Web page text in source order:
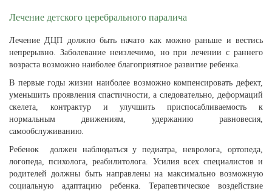
Лечение детского церебрального паралича
Лечение ДЦП должно быть начато как можно раньше и вестись
непрерывно. Заболевание неизлечимо, но при лечении с раннего
возраста возможно наиболее благоприятное развитие ребенка.
В первые годы жизни наиболее возможно компенсировать дефект,
уменьшить проявления спастичности, а следовательно, деформаций
скелета, контрактур и улучшить приспосабливаемость к
нормальным движениям, удержанию равновесия,
самообслуживанию.
Ребенок должен наблюдаться у педиатра, невролога, ортопеда,
логопеда, психолога, реабилитолога. Усилия всех специалистов и
родителей должны быть направлены на максимально возможную
социальную адаптацию ребенка. Терапевтическое воздействие